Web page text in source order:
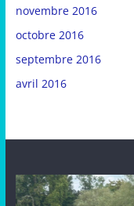
novembre 2016
octobre 2016
septembre 2016
avril 2016